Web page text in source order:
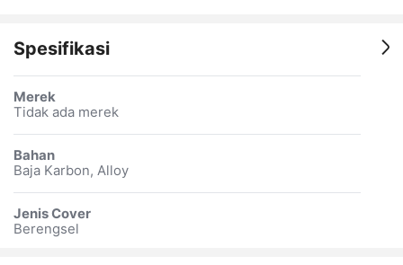
Spesifikasi
Merek
Tidak ada merek
Bahan
Baja Karbon, Alloy
Jenis Cover
Berengsel